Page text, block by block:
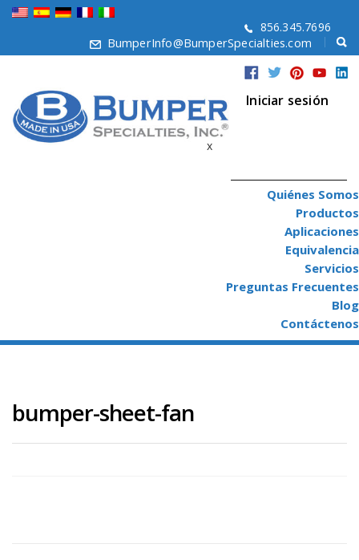
856.345.7696
BumperInfo@BumperSpecialties.com
Iniciar sesión
x
Quiénes Somos
Productos
Aplicaciones
Equivalencia
Servicios
Preguntas Frecuentes
Blog
Contáctenos
bumper-sheet-fan